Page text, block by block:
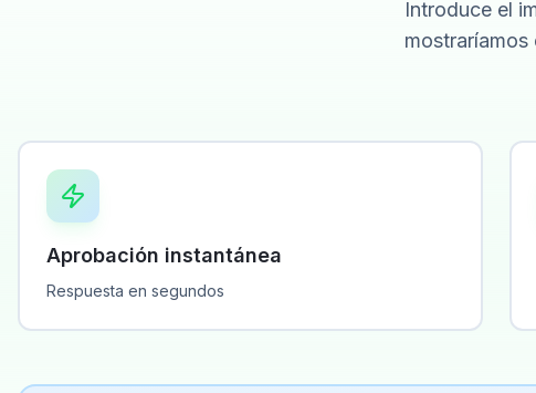
Introduce el
mostraríamos
Aprobación instantánea
Respuesta en segundos